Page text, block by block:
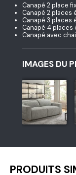
Canapé 2 place
Canapé 2 places
Canapé 3 places
Canapé 4 places
Canapé avec
IMAGES DU
PRODUITS